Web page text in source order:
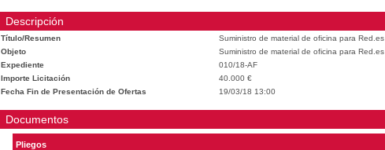
Descripción
Título/Resumen
Suministro de material de oficina para Red.es
Objeto
Suministro de material de oficina para Red.es
Expediente
010/18-AF
Importe Licitación
40.000 €
Fecha Fin de Presentación de Ofertas
19/03/18 13:00
Documentos
Pliegos